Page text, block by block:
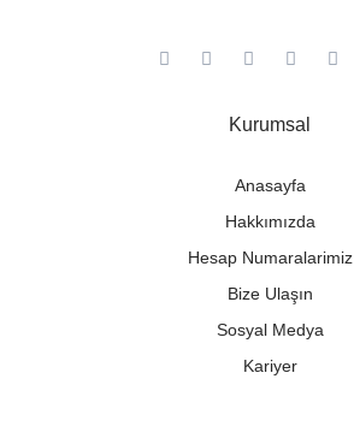
Kurumsal
Anasayfa
Hakkımızda
Hesap Numaralarimiz
Bize Ulaşın
Sosyal Medya
Kariyer